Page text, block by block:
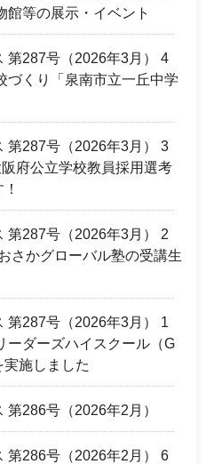
館等の展示・イベント
第287号（2026年3月） 4
づくり「泉南市立一丘中学
第287号（2026年3月） 3
府公立学校教員採用選考
第287号（2026年3月） 2
さかグローバル塾の受講生
第287号（2026年3月） 1
ーダーズハイスクール（G
施しました
第286号（2026年2月）
第286号（2026年2月） 6